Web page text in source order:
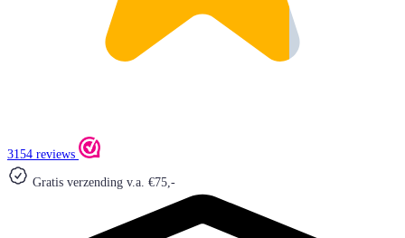
3154 reviews
Gratis verzending v.a. €75,-